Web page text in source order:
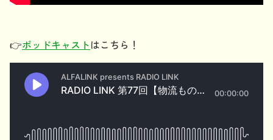
👉ポッドキャストはこちら！